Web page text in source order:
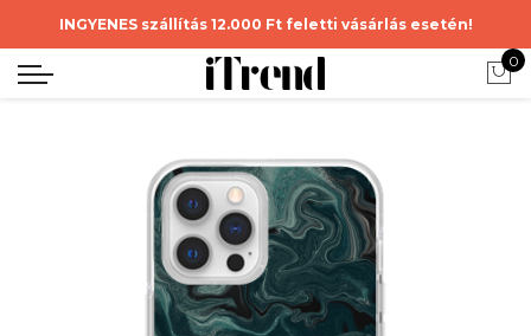
INGYENES szállítás 12.000 Ft feletti vásárlás esetén!
0